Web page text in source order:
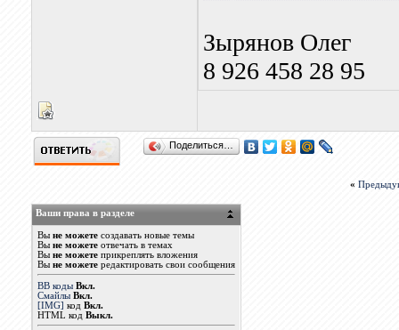
Зырянов Олег
8 926 458 28 95
Поделиться…
«
Ваши права в разделе
Вы не можетесоздавать новые темы
Вы не можетеотвечать в темах
Вы не можетеприкреплять вложения
Вы не можетередактировать свои сообщения
BB коды Вкл.
Смайлы Вкл.
[IMG] код Вкл.
HTML код Выкл.